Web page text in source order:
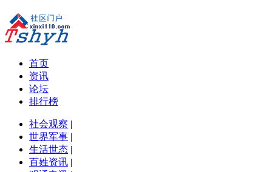
首页
资讯
论坛
排行榜
社会观察 |
世界军事 |
生活世态 |
百姓资讯 |